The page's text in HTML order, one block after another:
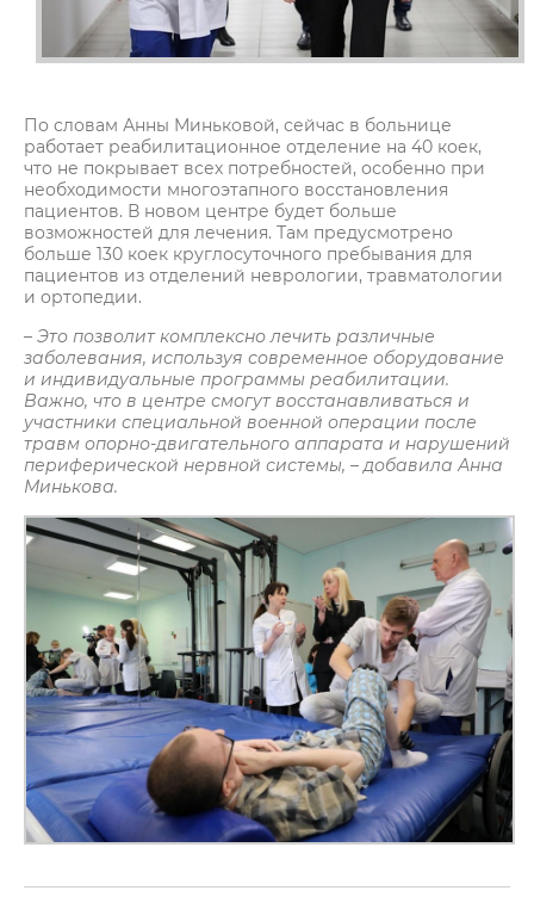
По словам Анны Миньковой, сейчас в больнице
работает реабилитационное отделение на 40 коек,
что не покрывает всех потребностей, особенно при
необходимости многоэтапного восстановления
пациентов. В новом центре будет больше
возможностей для лечения. Там предусмотрено
больше 130 коек круглосуточного пребывания для
пациентов из отделений неврологии, травматологии
и ортопедии.
– Это позволит комплексно лечить различные
заболевания, используя современное оборудование
и индивидуальные программы реабилитации.
Важно, что в центре смогут восстанавливаться и
участники специальной военной операции после
травм опорно-двигательного аппарата и нарушений
периферической нервной системы, – добавила Анна
Минькова.